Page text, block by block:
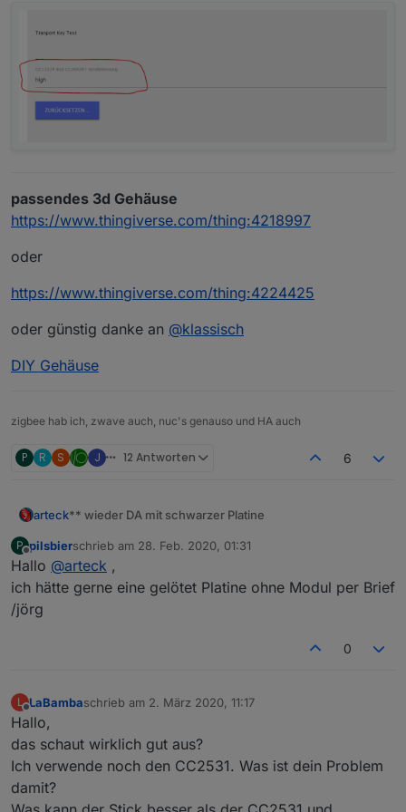
passendes 3d Gehäuse
https://www.thingiverse.com/thing:4218997
oder
https://www.thingiverse.com/thing:4224425
oder günstig danke an @klassisch
DIY Gehäuse
zigbee hab ich, zwave auch, nuc's genauso und HA auch
P R S J 12 Antworten 6
arteck** wieder DA mit schwarzer Platine
P
Offline
pilsbierschrieb am 28. Feb. 2020, 01:31
zuletzt editiert von
Hallo @arteck ,
ich hätte gerne eine gelötet Platine ohne Modul per Brief
/jörg
0
L
Offline
LaBambaschrieb am 2. März 2020, 11:17
zuletzt editiert von
Hallo,
das schaut wirklich gut aus?
Ich verwende noch den CC2531. Was ist dein Problem
damit?